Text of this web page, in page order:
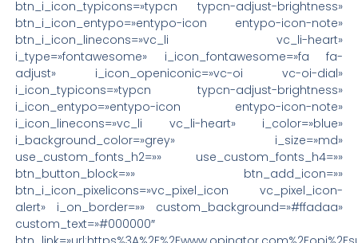
btn_i_icon_typicons=»typcn typcn-adjust-brightness»
btn_i_icon_entypo=»entypo-icon entypo-icon-note»
btn_i_icon_linecons=»vc_li vc_li-heart»
i_type=»fontawesome» i_icon_fontawesome=»fa fa-
adjust» i_icon_openiconic=»vc-oi vc-oi-dial»
i_icon_typicons=»typcn typcn-adjust-brightness»
i_icon_entypo=»entypo-icon entypo-icon-note»
i_icon_linecons=»vc_li vc_li-heart» i_color=»blue»
i_background_color=»grey» i_size=»md»
use_custom_fonts_h2=»» use_custom_fonts_h4=»»
btn_button_block=»» btn_add_icon=»»
btn_i_icon_pixelicons=»vc_pixel_icon vc_pixel_icon-
alert» i_on_border=»» custom_background=»#ffadaa»
custom_text=»#000000″